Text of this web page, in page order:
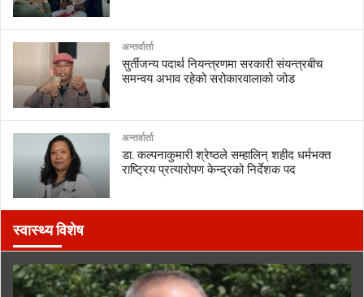
अन्तर्वार्ता
सुर्तीजन्य पदार्थ नियन्त्रणमा सरकारी संयन्त्रबीच
समन्वय अभाव रहेको सरोकारवालाको जोड
अन्तर्वार्ता
डा. कल्पनाकुमारी श्रेष्ठले सम्हालिन् शहीद धर्मभक्त
राष्ट्रिय प्रत्यारोपण केन्द्रको निर्देशक पद
स्वास्थ्य विशेष